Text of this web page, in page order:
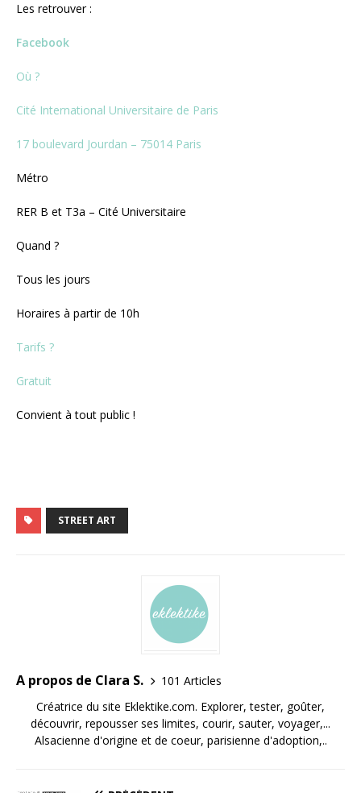
Les retrouver :
Facebook
Où ?
Cité International Universitaire de Paris
17 boulevard Jourdan – 75014 Paris
Métro
RER B et T3a – Cité Universitaire
Quand ?
Tous les jours
Horaires à partir de 10h
Tarifs ?
Gratuit
Convient à tout public !
STREET ART
A propos de Clara S.
101 Articles
Créatrice du site Eklektike.com. Explorer, tester, goûter,
découvrir, repousser ses limites, courir, sauter, voyager,...
Alsacienne d'origine et de coeur, parisienne d'adoption,..